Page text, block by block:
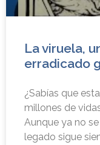
La viruela,
erradicado
¿Sabías que
millones de
Aunque ya no
legado sigue